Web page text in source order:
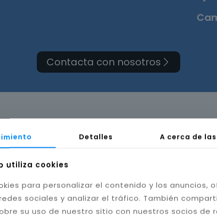
Contacta con nosotros
de cuarto de baño
Detalles A cerca de
utiliza cookies
para personalizar el contenido y los anuncios,
sociales y analizar el tráfico. También
su uso de nuestro sitio con nuestros socios de